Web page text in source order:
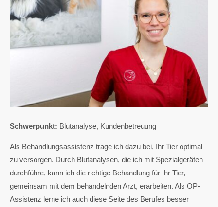
Schwerpunkt: Blutanalyse, Kundenbetreuung
Als Behandlungsassistenz trage ich dazu bei, Ihr Tier optimal
zu versorgen. Durch Blutanalysen, die ich mit Spezialgeräten
durchführe, kann ich die richtige Behandlung für Ihr Tier,
gemeinsam mit dem behandelnden Arzt, erarbeiten. Als OP-
Assistenz lerne ich auch diese Seite des Berufes besser